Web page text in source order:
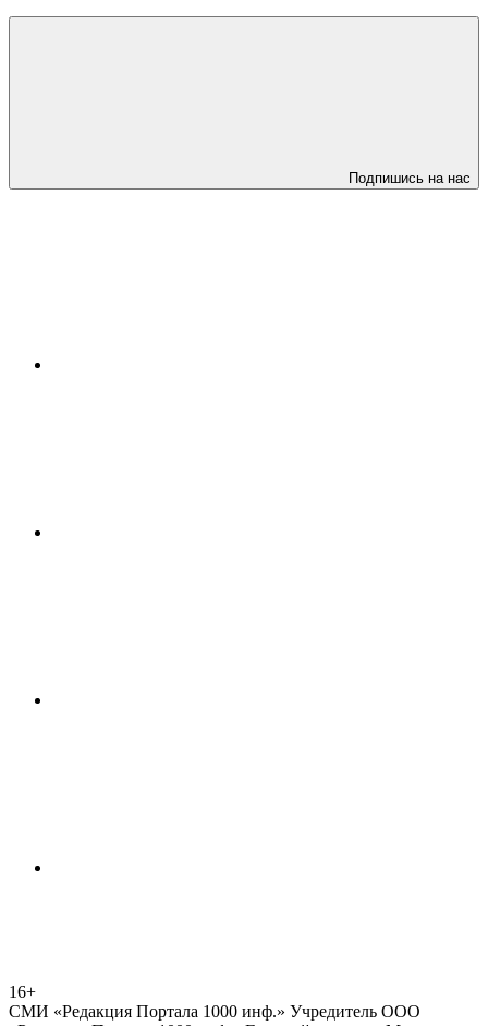
Подпишись на нас
16+
СМИ «Редакция Портала 1000 инф.» Учредитель ООО